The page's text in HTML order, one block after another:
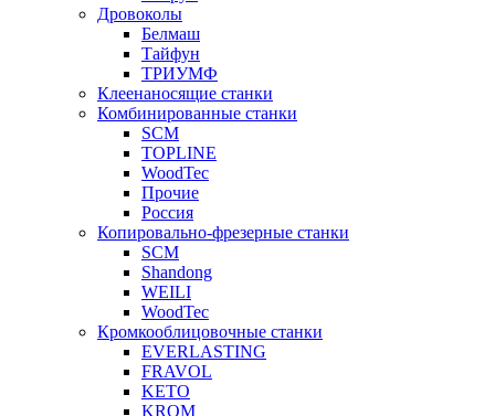
Дровоколы
Белмаш
Тайфун
ТРИУМФ
Клеенаносящие станки
Комбинированные станки
SCM
TOPLINE
WoodTec
Прочие
Россия
Копировально-фрезерные станки
SCM
Shandong
WEILI
WoodTec
Кромкооблицовочные станки
EVERLASTING
FRAVOL
KETO
KROM